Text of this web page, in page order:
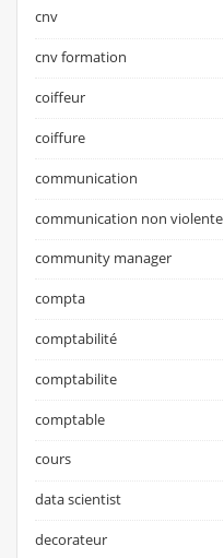
cnv
cnv formation
coiffeur
coiffure
communication
communication non violente
community manager
compta
comptabilité
comptabilite
comptable
cours
data scientist
decorateur